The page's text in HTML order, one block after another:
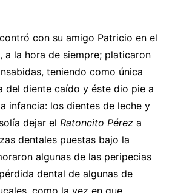
con su amigo Patricio en el
a la hora de siempre; platicaron
teniendo como única
del diente caído y éste dio pie a
infancia: los dientes de leche y
dejar el Ratoncito Péreza
dentales puestas bajo la
algunas de las peripecias
dental de algunas de
como la vez en que